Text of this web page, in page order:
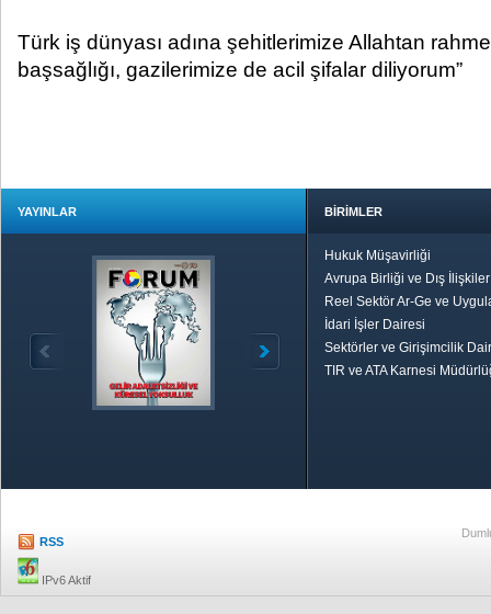
Türk iş dünyası adına şehitlerimize Allahtan
başsağlığı, gazilerimize de acil şifalar diliyorum”
YAYINLAR BİRİMLER
Hukuk Müşavirliği
Avrupa Birliği ve Dış
Reel Sektör Ar-Ge ve
İdari İşler Dairesi
Sektörler ve Girişimcilik
TIR ve ATA Karnesi
RSS
IPv6 Aktif